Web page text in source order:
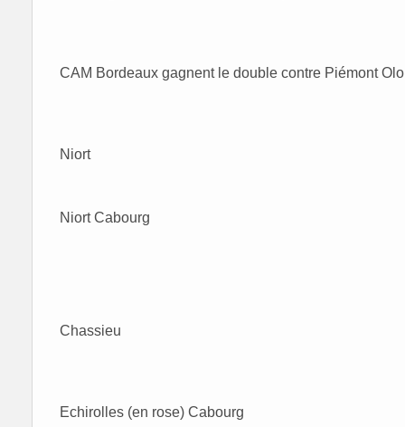
CAM Bordeaux gagnent le double contre Piémont
Niort
Niort Cabourg
Chassieu
Echirolles (en rose) Cabourg